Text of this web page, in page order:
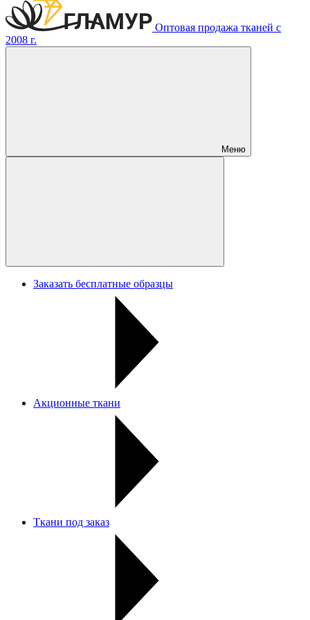
Оптовая продажа тканей с
2008 г.
Меню
Заказать бесплатные образцы
Акционные ткани
Ткани под заказ